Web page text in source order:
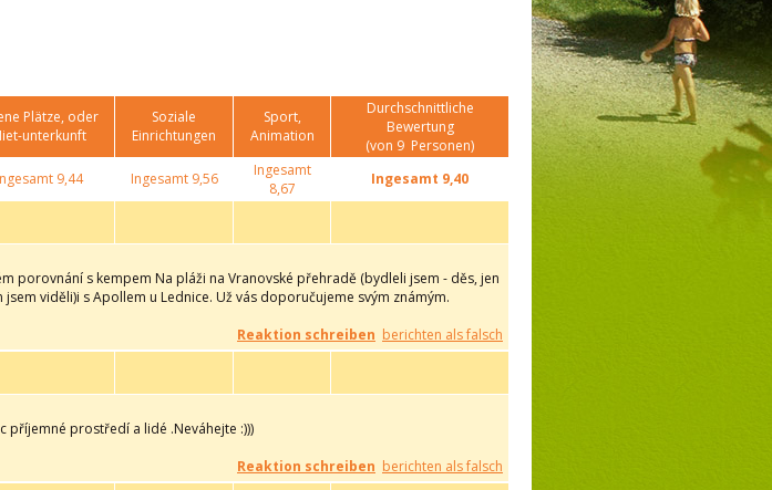
Plätze, oder
unterkunft
Soziale
Einrichtungen
Sport,
Animation
Durchschnittliche
Bewertung
(von 9 Personen)
9,44 Ingesamt9,56
Ingesamt
8,67
Ingesamt 9,40
porovnání s kempem Na pláži na Vranovské přehradě (bydleli jsem - děs, jen
viděli)i s Apollem u Lednice. Už vás doporučujeme svým známým.
Reaktion schreiben berichten als falsch
příjemné prostředí a lidé .Neváhejte :)))
Reaktion schreiben berichten als falsch